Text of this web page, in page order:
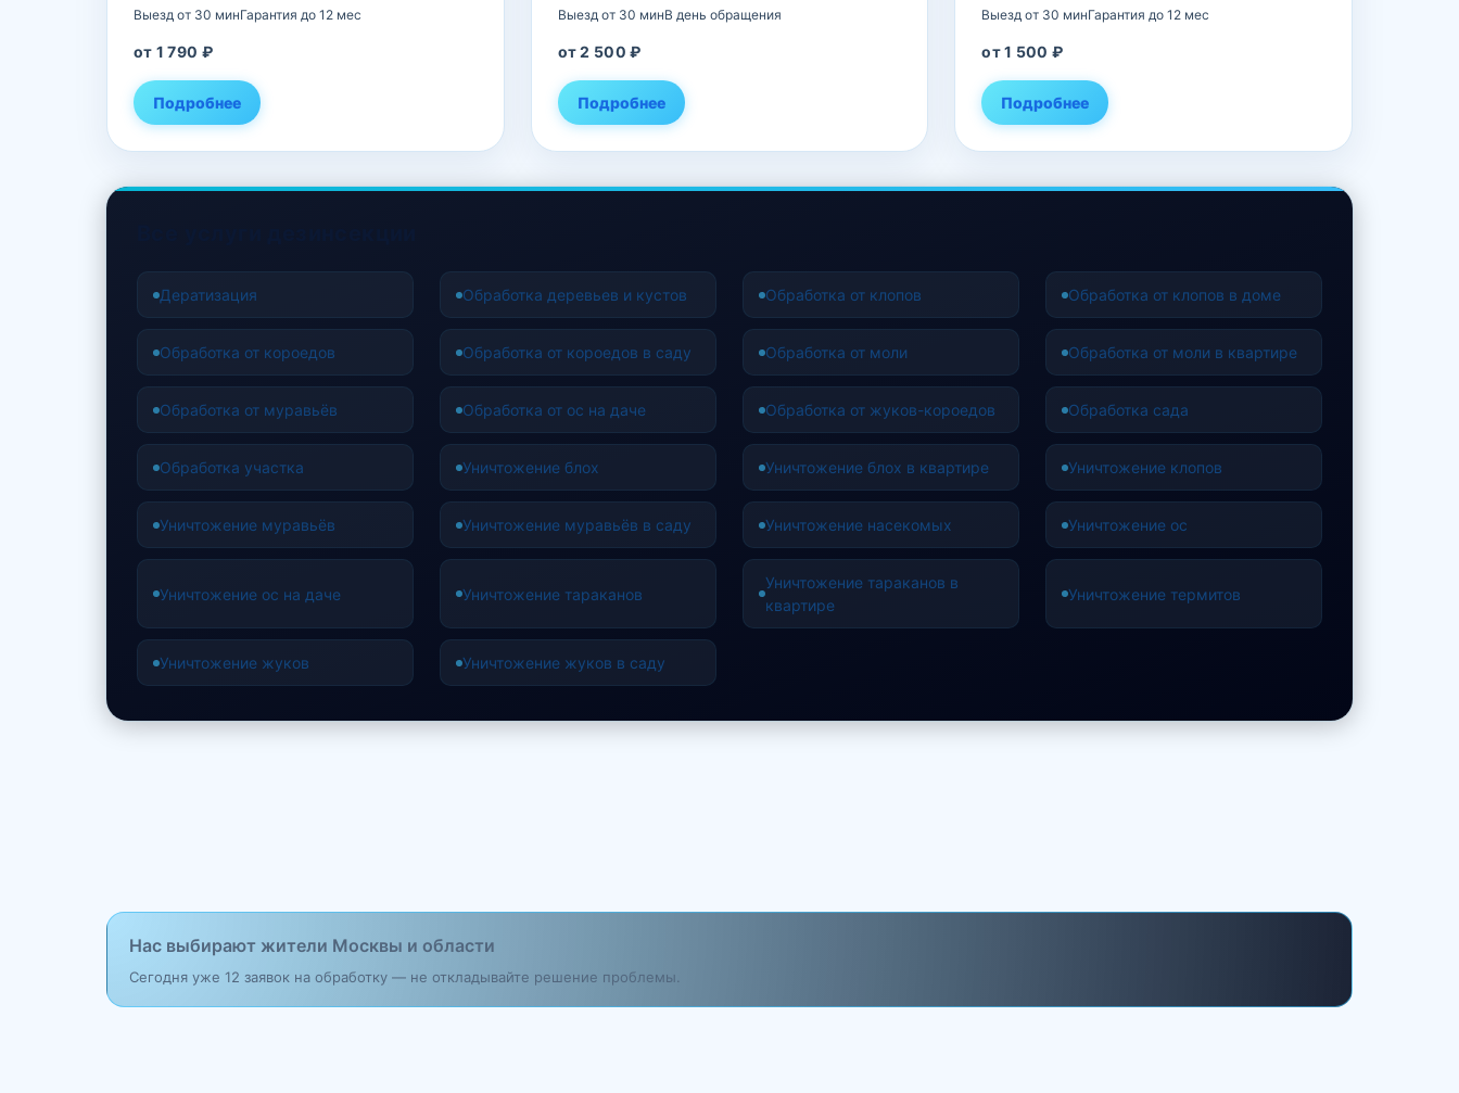
Выезд от 30 минГарантия до 12 мес
от 1 790 ₽
Подробнее
Выезд от 30 минВ день обращения
от 2 500 ₽
Подробнее
Выезд от 30 минГарантия до 12 мес
от 1 500 ₽
Подробнее
Дератизация Обработка деревьев и кустов Обработка от клопов Обработка от клопов в доме
Обработка от короедов Обработка от короедов в саду Обработка от моли Обработка от моли в квартире
Обработка от муравьёв Обработка от ос на даче Обработка от жуков-короедов Обработка сада
Обработка участка Уничтожение блох Уничтожение блох в квартире Уничтожение клопов
Уничтожение муравьёв Уничтожение муравьёв в саду Уничтожение насекомых Уничтожение ос
Уничтожение ос на даче Уничтожение тараканов
Уничтожение тараканов в
квартире
Уничтожение термитов
Уничтожение жуков Уничтожение жуков в саду
Нас выбирают жители Москвы и области
Сегодня уже 12 заявок на обработку — не откладывайте решение проблемы.